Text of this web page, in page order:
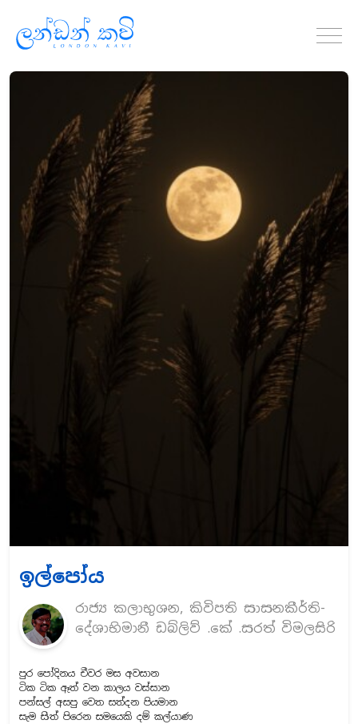
ඉල්පෝය
රාජ්‍ය කලාභුශන, කිවිපති සාසනකීර්ති-
දේශාභිමානී ඩබ්ලිව් .කේ .සරත් විමලසිරි
පුර පෝදිනය චීවර මස අවසාන
ටික ටික ඈත් වන කාලය වස්සාන
පන්සල් අසපු වෙත සත්දන පියමාන
සැම සිත් පිරෙන සමයෙකි දම් කල්යාණ